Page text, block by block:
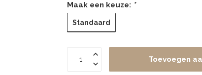
Maak een keuze: *
Standaard
Toevoegen